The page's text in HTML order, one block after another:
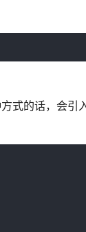
式的话，会引